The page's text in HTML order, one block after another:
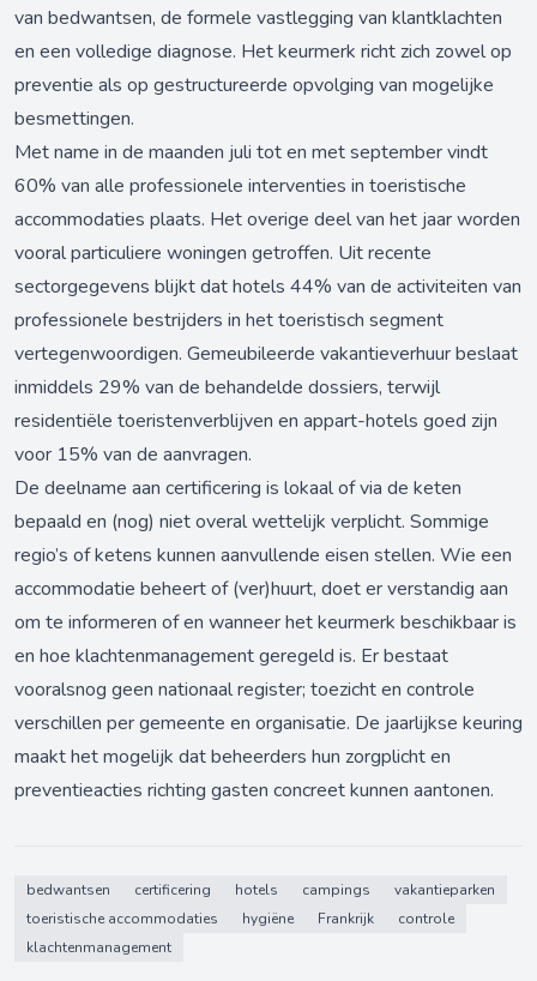
van bedwantsen, de formele vastlegging van klantklachten
en een volledige diagnose. Het keurmerk richt zich zowel op
preventie als op gestructureerde opvolging van mogelijke
besmettingen.
Met name in de maanden juli tot en met september vindt
60% van alle professionele interventies in toeristische
accommodaties plaats. Het overige deel van het jaar worden
vooral particuliere woningen getroffen. Uit recente
sectorgegevens blijkt dat hotels 44% van de activiteiten van
professionele bestrijders in het toeristisch segment
vertegenwoordigen. Gemeubileerde vakantieverhuur beslaat
inmiddels 29% van de behandelde dossiers, terwijl
residentiële toeristenverblijven en appart-hotels goed zijn
voor 15% van de aanvragen.
De deelname aan certificering is lokaal of via de keten
bepaald en (nog) niet overal wettelijk verplicht. Sommige
regio’s of ketens kunnen aanvullende eisen stellen. Wie een
accommodatie beheert of (ver)huurt, doet er verstandig aan
om te informeren of en wanneer het keurmerk beschikbaar is
en hoe klachtenmanagement geregeld is. Er bestaat
vooralsnog geen nationaal register; toezicht en controle
verschillen per gemeente en organisatie. De jaarlijkse keuring
maakt het mogelijk dat beheerders hun zorgplicht en
preventieacties richting gasten concreet kunnen aantonen.
bedwantsen certificering hotels campings
vakantieparken
toeristische accommodaties
hygiëne Frankrijk
controle
klachtenmanagement